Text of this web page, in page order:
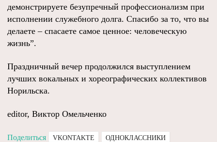
демонстрируете безупречный профессионализм при
исполнении служебного долга. Спасибо за то, что вы
делаете – спасаете самое ценное: человеческую
жизнь”.
Праздничный вечер продолжился выступлением
лучших вокальных и хореографических коллективов
Норильска.
editor, Виктор Омельченко
Поделиться VKONTAKTE ОДНОКЛАССНИКИ